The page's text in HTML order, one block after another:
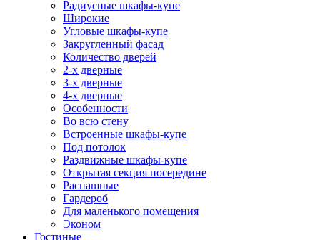
Радиусные шкафы-купе
Широкие
Угловые шкафы-купе
Закругленный фасад
Количество дверей
2-х дверные
3-х дверные
4-х дверные
Особенности
Во всю стену
Встроенные шкафы-купе
Под потолок
Раздвижные шкафы-купе
Открытая секция посередине
Распашные
Гардероб
Для маленького помещения
Эконом
Гостиные